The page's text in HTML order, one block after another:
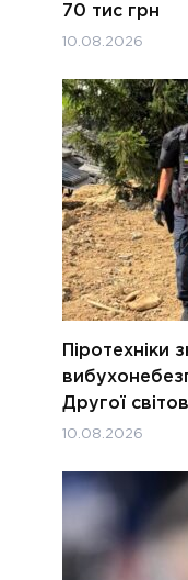
70 тис грн
10.08.2026
Піротехніки
Другої
10.08.2026